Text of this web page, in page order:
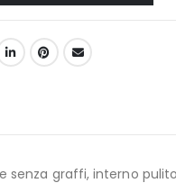
senza graffi, interno